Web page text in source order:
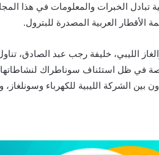
تبادل الخبرات والمعلومات في هذا
الأقطار العربية المصدرة للبترول.
الليبي، خليفة رجب عبد الصادق،
في ظل استئناف سوناطراك لنشاطاتها
بين الشركة الليبية للكهرباء وسونلغاز،